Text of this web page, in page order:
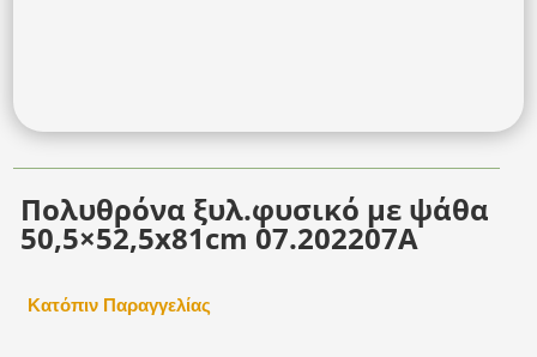
Πολυθρόνα ξυλ.φυσικό με ψάθα
50,5×52,5x81cm 07.202207A
Κατόπιν Παραγγελίας